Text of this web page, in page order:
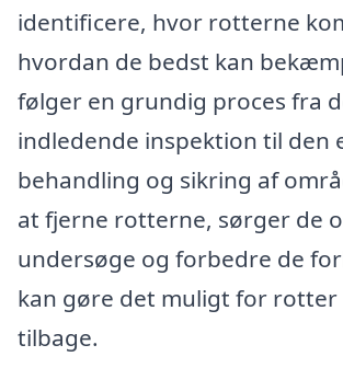
identificere, hvor rotterne
hvordan de bedst kan
følger en grundig proces fra
indledende inspektion til den
behandling og sikring af
at fjerne rotterne, sørger de
undersøge og forbedre de
kan gøre det muligt for rotter
tilbage.